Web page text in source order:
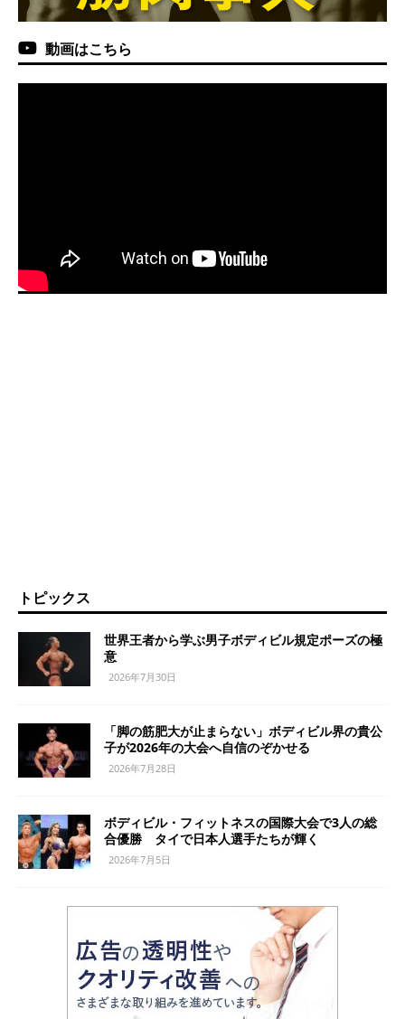
動画はこちら
トピックス
世界王者から学ぶ男子ボディビル規定ポーズの極
意
2026年7月30日
「脚の筋肥大が止まらない」ボディビル界の貴公
子が2026年の大会へ自信のぞかせる
2026年7月28日
ボディビル・フィットネスの国際大会で3人の総
合優勝 タイで日本人選手たちが輝く
2026年7月5日